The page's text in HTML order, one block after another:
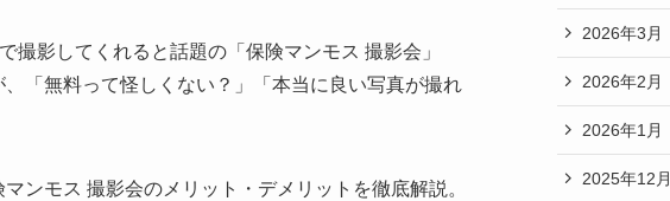
撮影してくれると話題の「保険マンモス 撮影会」
「無料って怪しくない？」「本当に良い写真が撮れ
ンモス 撮影会のメリット・デメリットを徹底解説。
2026年3月
2026年2月
2026年1月
2025年12月